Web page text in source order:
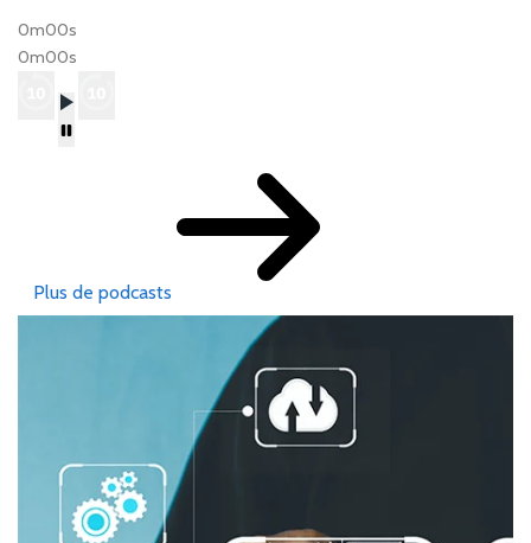
0m00s
0m00s
Plus de podcasts